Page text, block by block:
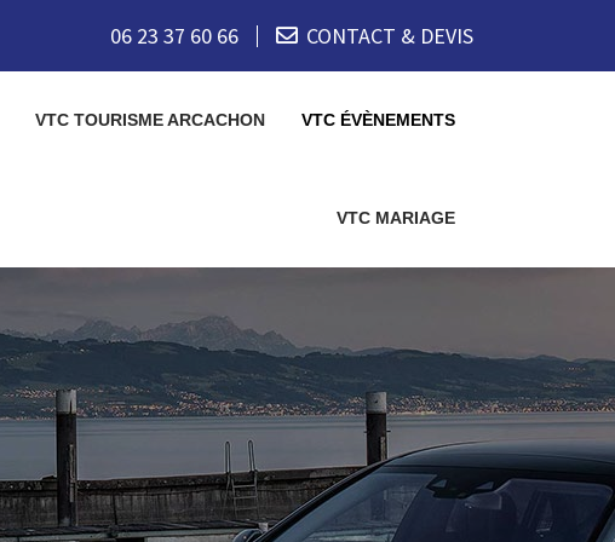
06 23 37 60 66 CONTACT & DEVIS
VTC TOURISME ARCACHON VTC ÉVÈNEMENTS
VTC MARIAGE